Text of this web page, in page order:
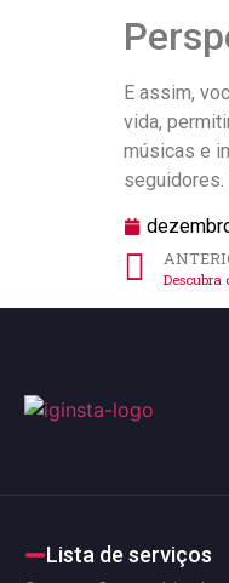
E assim,
vida,
músicas e
seguidores.⁢
Lista de serviços